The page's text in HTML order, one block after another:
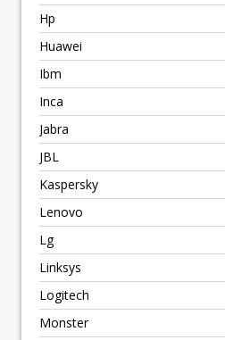
Hp
Huawei
Ibm
Inca
Jabra
JBL
Kaspersky
Lenovo
Lg
Linksys
Logitech
Monster